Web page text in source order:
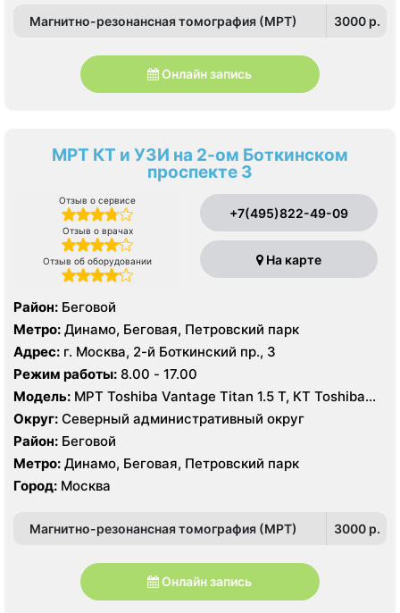
Магнитно-резонансная томография (МРТ) 3000 p.
Онлайн запись
МРТ КТ и УЗИ на 2-ом Боткинском
проспекте 3
Отзыв о сервисе
Отзыв о врачах
Отзыв об оборудовании
+7(495)822-49-09
На карте
Район: Беговой
Метро: Динамо, Беговая, Петровский парк
Адрес: г. Москва, 2-й Боткинский пр., 3
Режим работы: 8.00 - 17.00
Модель: МРТ Toshiba Vantage Titan 1.5 T, КТ Toshiba
Aquilion Prime 160 срезов, УЗИ GE Vivid T8
Округ: Северный административный округ
Район: Беговой
Метро: Динамо, Беговая, Петровский парк
Город: Москва
Магнитно-резонансная томография (МРТ) 3000 p.
Онлайн запись